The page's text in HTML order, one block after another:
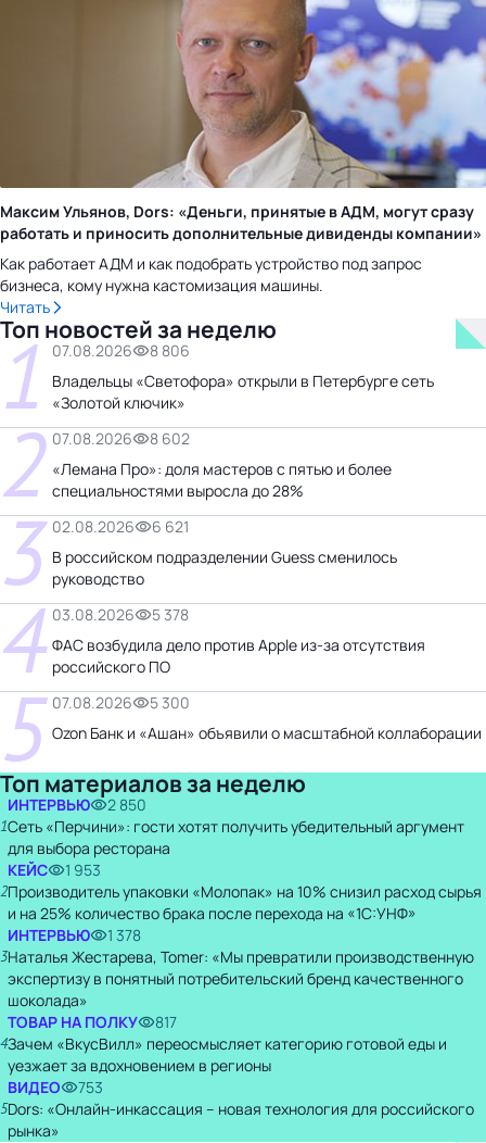
Максим Ульянов, Dors: «Деньги, принятые в АДМ, могут сразу
работать и приносить дополнительные дивиденды компании»
Как работает АДМ и как подобрать устройство под запрос
бизнеса, кому нужна кастомизация машины.
Читать
Топ новостей за неделю
1 07.08.2026
8 806
Владельцы «Светофора» открыли в Петербурге сеть
«Золотой ключик»
2 07.08.2026
8 602
«Лемана Про»: доля мастеров с пятью и более
специальностями выросла до 28%
3 02.08.2026
6 621
В российском подразделении Guess сменилось
руководство
4 03.08.2026
5 378
ФАС возбудила дело против Apple из-за отсутствия
российского ПО
5 07.08.2026
5 300
Ozon Банк и «Ашан» объявили о масштабной коллаборации
Топ материалов за неделю
1
ИНТЕРВЬЮ
2 850
Сеть «Перчини»: гости хотят получить убедительный аргумент
для выбора ресторана
2
КЕЙС
1 953
Производитель упаковки «Молопак» на 10% снизил расход сырья
и на 25% количество брака после перехода на «1С:УНФ»
3
ИНТЕРВЬЮ
1 378
Наталья Жестарева, Tomer: «Мы превратили производственную
экспертизу в понятный потребительский бренд качественного
шоколада»
4
ТОВАР НА ПОЛКУ
817
Зачем «ВкусВилл» переосмысляет категорию готовой еды и
уезжает за вдохновением в регионы
5
ВИДЕО
753
Dors: «Онлайн-инкассация – новая технология для российского
рынка»